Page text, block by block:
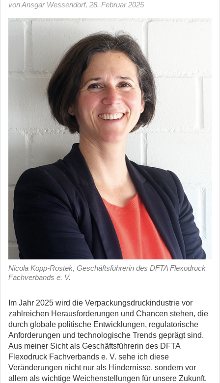
von Ansgar Wessendorf, 28. Februar 2025
Nicola Kopp-Rostek, Geschäftsführerin des DFTA Flexodruck
Fachverbands e. V.
Im Jahr 2025 wird die Verpackungsdruckindustrie vor
zahlreichen Herausforderungen und Chancen stehen, die
durch globale politische Entwicklungen, regulatorische
Anforderungen und technologische Trends geprägt sind.
Aus meiner Sicht als Geschäftsführerin des DFTA
Flexodruck Fachverbands e. V. sehe ich diese
Veränderungen nicht nur als Hindernisse, sondern vor
allem als wichtige Weichenstellungen für unsere Zukunft.